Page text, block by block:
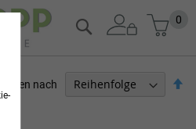
Zum
Inhalt
0
Suche
nach